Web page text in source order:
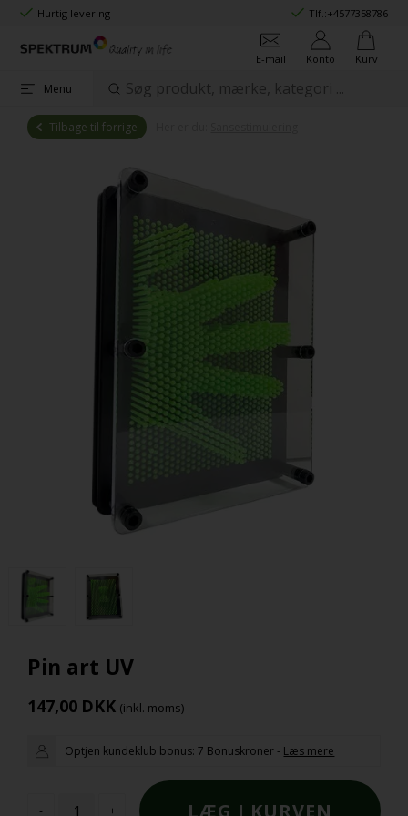
Hurtig levering Tlf.:+4577358786
E-mail Konto Kurv
Menu
Tilbage til forrige
Pin art UV
147,00 DKK (inkl. moms)
Optjen kundeklub bonus:7 Bonuskroner - Læs mere
- +